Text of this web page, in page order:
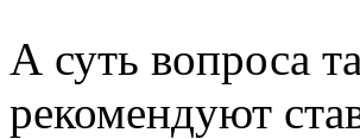
А суть вопроса
рекомендуют